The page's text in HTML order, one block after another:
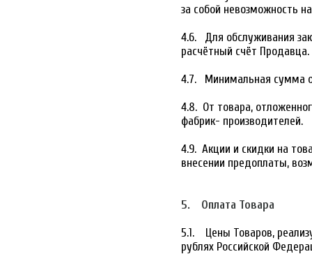
за собой невозможность
4.6. Для обслуживания
расчётный счёт Продавца.
4.7. Минимальная сумма
4.8. От товара,
фабрик- производителей.
4.9. Акции и скидки на
внесении предоплаты,
5. Оплата Товара
5.1. Цены Товаров,
рублях Российской